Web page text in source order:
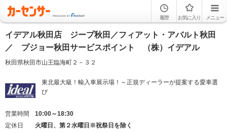
履歴 お気に入り メニュー
イデアル秋田店 ジープ秋田／フィアット・アバルト秋田
／ プジョー秋田サービスポイント （株）イデアル
秋田県秋田市山王臨海町２－３２
東北最大級！輸入車展示場！～正規ディーラーが提案する愛車選
び
営業時間
10:00～18:30
定休日
火曜日、第２水曜日※祝祭日を除く